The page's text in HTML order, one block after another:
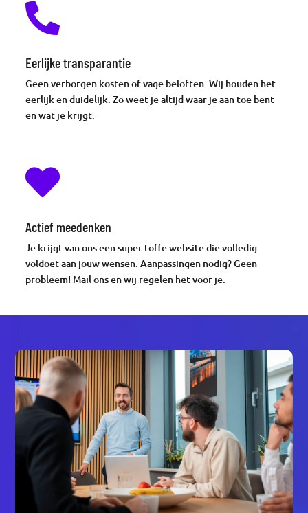

Eerlijke transparantie
Geen verborgen kosten of vage beloften. Wij houden het
eerlijk en duidelijk. Zo weet je altijd waar je aan toe bent
en wat je krijgt.

Actief meedenken
Je krijgt van ons een super toffe website die volledig
voldoet aan jouw wensen. Aanpassingen nodig? Geen
probleem! Mail ons en wij regelen het voor je.